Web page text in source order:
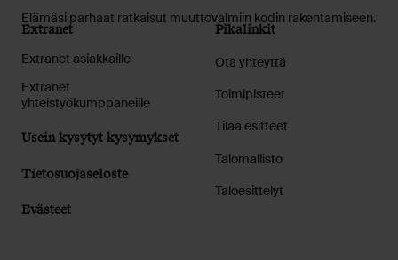
Elämäsi parhaat ratkaisut muuttovalmiin kodin rakentamiseen.
Extranet
Extranet asiakkaille
Extranet
yhteistyökumppaneille
Usein kysytyt kysymykset
Tietosuojaseloste
Evästeet
Pikalinkit
Ota yhteyttä
Toimipisteet
Tilaa esitteet
Talomallisto
Taloesittelyt